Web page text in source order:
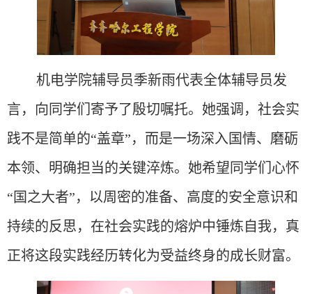
机电学院辅导员季新雨代表全体辅导员发
言，向同学们寄予了殷切嘱托。她强调，社会实
践不是简单的“盖章”，而是一场深入国情、磨砺
本领、明确担当的关键淬炼。她希望同学们心怀
“国之大者”，以周密的准备、高度的安全意识和
持续的反思，在社会实践的熔炉中锤炼自我，真
正将这段实践经历转化为受益终身的成长财富。